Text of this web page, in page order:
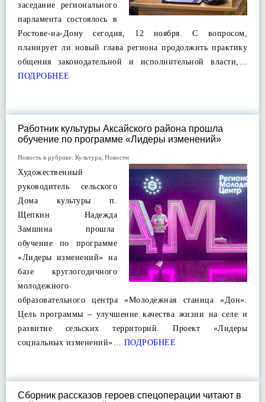
заседание регионального
парламента состоялось в
Ростове-на-Дону сегодня, 12 ноября. С вопросом,
планирует ли новый глава региона продолжить практику
общения законодательной и исполнительной власти,…
ПОДРОБНЕЕ
Работник культуры Аксайского района прошла
обучение по программе «Лидеры изменений»
Новость в рубрике: Культура Новости
Художественный
руководитель сельского
Дома культуры п.
Щепкин Надежда
Замшина прошла
обучение по программе
«Лидеры изменений» на
базе круглогодичного
молодежного
образовательного центра «Молодежная станица «Дон».
Цель программы – улучшение качества жизни на селе и
развитие сельских территорий. Проект «Лидеры
социальных изменений»… ПОДРОБНЕЕ
Сборник рассказов героев спецоперации читают в